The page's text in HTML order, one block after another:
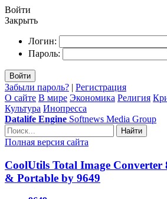
Войти
Закрыть
Логин:
Пароль:
Войти
Забыли пароль? | Регистрация
О сайте В мире Экономика Религия
Культура Инопресса
Datalife Engine Softnews Media Group
Найти
Полная версия сайта
CoolUtils Total Image Converter
& Portable by 9649